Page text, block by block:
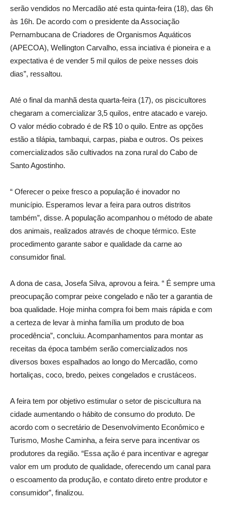
serão vendidos no Mercadão até esta quinta-feira (18), das 6h
às 16h. De acordo com o presidente da Associação
Pernambucana de Criadores de Organismos Aquáticos
(APECOA), Wellington Carvalho, essa inciativa é pioneira e a
expectativa é de vender 5 mil quilos de peixe nesses dois
dias”, ressaltou.
Até o final da manhã desta quarta-feira (17), os piscicultores
chegaram a comercializar 3,5 quilos, entre atacado e varejo.
O valor médio cobrado é de R$ 10 o quilo. Entre as opções
estão a tilápia, tambaqui, carpas, piaba e outros. Os peixes
comercializados são cultivados na zona rural do Cabo de
Santo Agostinho.
“ Oferecer o peixe fresco a população é inovador no
município. Esperamos levar a feira para outros distritos
também”, disse. A população acompanhou o método de abate
dos animais, realizados através de choque térmico. Este
procedimento garante sabor e qualidade da carne ao
consumidor final.
A dona de casa, Josefa Silva, aprovou a feira. “ É sempre uma
preocupação comprar peixe congelado e não ter a garantia de
boa qualidade. Hoje minha compra foi bem mais rápida e com
a certeza de levar à minha família um produto de boa
procedência”, concluiu. Acompanhamentos para montar as
receitas da época também serão comercializados nos
diversos boxes espalhados ao longo do Mercadão, como
hortaliças, coco, bredo, peixes congelados e crustáceos.
A feira tem por objetivo estimular o setor de piscicultura na
cidade aumentando o hábito de consumo do produto. De
acordo com o secretário de Desenvolvimento Econômico e
Turismo, Moshe Caminha, a feira serve para incentivar os
produtores da região. “Essa ação é para incentivar e agregar
valor em um produto de qualidade, oferecendo um canal para
o escoamento da produção, e contato direto entre produtor e
consumidor”, finalizou.